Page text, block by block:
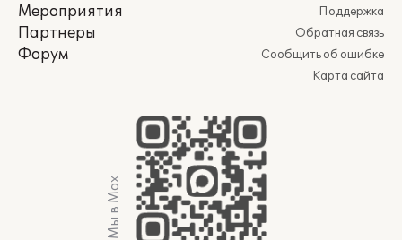
Мероприятия
Партнеры
Форум
Поддержка
Обратная связь
Сообщить об ошибке
Карта сайта
Мы в Max